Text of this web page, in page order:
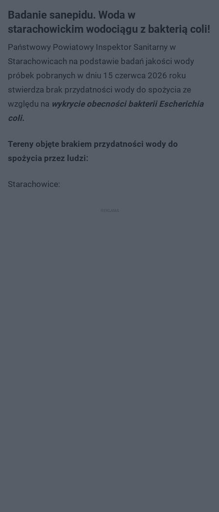
Badanie sanepidu. Woda w
starachowickim wodociągu z bakterią coli!
Państwowy Powiatowy Inspektor Sanitarny w
Starachowicach na podstawie badań jakości wody
próbek pobranych w dniu 15 czerwca 2026 roku
stwierdza brak przydatności wody do spożycia ze
względu na wykrycie obecności bakterii Escherichia
coli.
Tereny objęte brakiem przydatności wody do
spożycia przez ludzi:
Starachowice: